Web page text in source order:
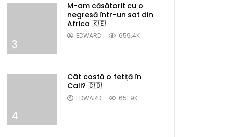
3
M-am căsătorit cu o
negresă într-un sat din
Africa 🇰🇪
EDWARD 659.4K
4
Cât costă o fetiță în
Cali? 🇨🇴
EDWARD 651.9K